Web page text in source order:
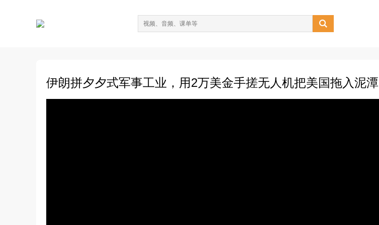

伊朗拼夕夕式军事工业，用2万美金手搓无人机把美国拖入泥潭